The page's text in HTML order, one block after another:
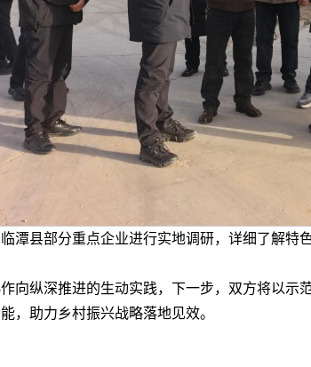
潭县部分重点企业进行实地调研，详细了解
向纵深推进的生动实践，下一步，双方将以
，助力乡村振兴战略落地见效。